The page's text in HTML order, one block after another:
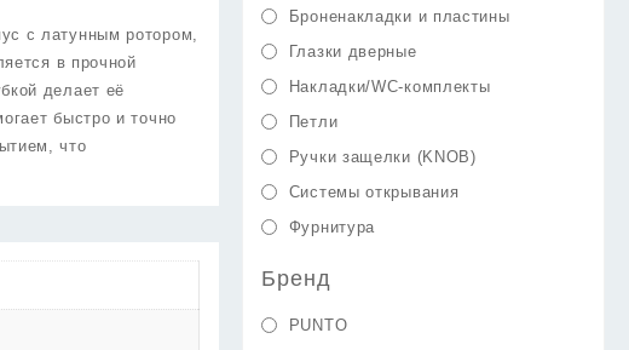
с латунным ротором,
в прочной
делает её
быстро и точно
что
Броненакладки и пластины
Глазки дверные
Накладки/WC-комплекты
Петли
Ручки защелки (KNOB)
Системы открывания
Фурнитура
Бренд
PUNTO